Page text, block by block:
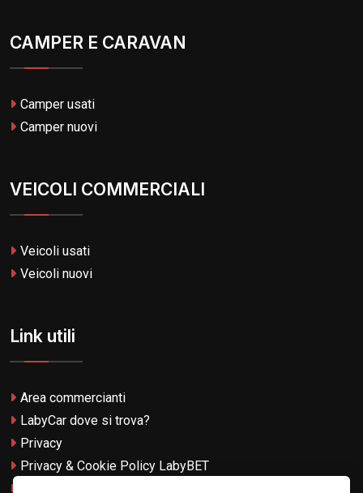
CAMPER E CARAVAN
Camper usati
Camper nuovi
VEICOLI COMMERCIALI
Veicoli usati
Veicoli nuovi
Link utili
Area commercianti
LabyCar dove si trova?
Privacy
Privacy & Cookie Policy LabyBET